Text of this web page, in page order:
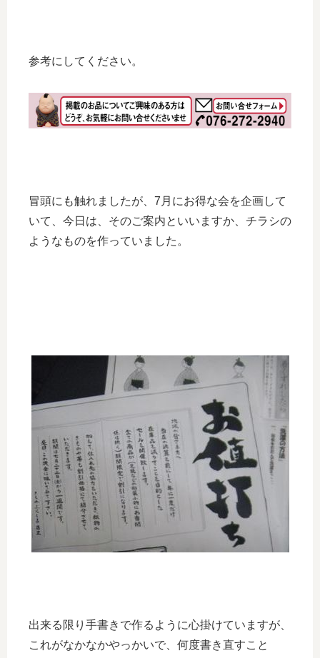
参考にしてください。
冒頭にも触れましたが、7月にお得な会を企画して
いて、今日は、そのご案内といいますか、チラシの
ようなものを作っていました。
出来る限り手書きで作るように心掛けていますが、
これがなかなかやっかいで、何度書き直すこと